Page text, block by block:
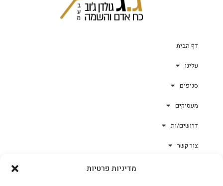
מדיניות פרטיות
דף הבית
עלינו
סניפים
מעסיקים
דרושים/ות
צור קשר